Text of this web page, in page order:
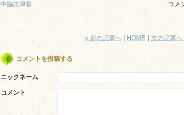
中脇志津香 コメ
« 前の記事へ| HOME | 次の記事へ
コメントを投稿する
ニックネーム
コメント